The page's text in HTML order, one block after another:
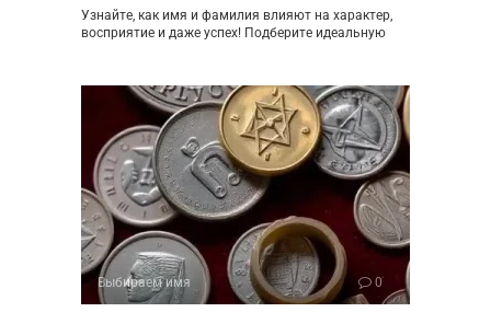
Узнайте, как имя и фамилия влияют на характер,
восприятие и даже успех! Подберите идеальную
Выбираем имя 0